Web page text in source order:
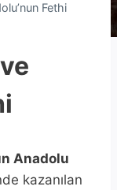
Fethi
Anadolu
kazanılan